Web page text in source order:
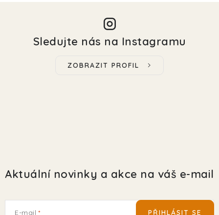
Sledujte nás na Instagramu
ZOBRAZIT PROFIL
Aktuální novinky a akce na váš e-mail
E-mail PŘIHLÁSIT SE